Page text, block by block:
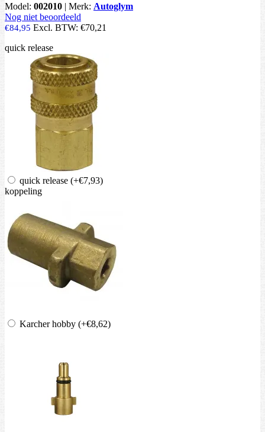
Model: 002010 | Merk: Autoglym
Nog niet beoordeeld
€84,95 Excl. BTW: €70,21
quick release
quick release (+€7,93)
koppeling
Karcher hobby (+€8,62)